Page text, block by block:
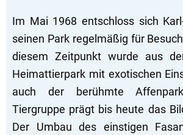
Im Mai 1968 entschloss sich
seinen Park regelmäßig für
diesem Zeitpunkt wurde aus
Heimattierpark mit exotischen
auch der berühmte
Tiergruppe prägt bis heute das
Der Umbau des einstigen